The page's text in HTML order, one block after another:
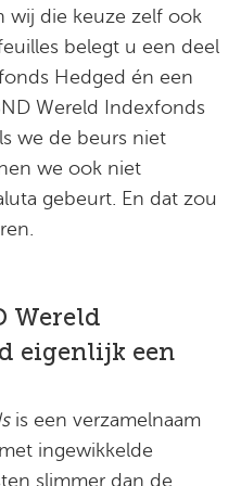
wij die keuze zelf ook
belegt u een deel
Hedged én een
Wereld Indexfonds
we de beurs niet
we ook niet
gebeurt. En dat zou
Wereld
eigenlijk een
is een verzamelnaam
ingewikkelde
slimmer dan de